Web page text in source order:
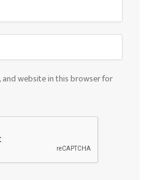
and website in this browser for